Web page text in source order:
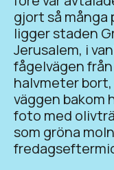
gjort så
ligger staden
Jerusalem, i
fågelvägen
halvmeter bort,
väggen bakom
foto med
som gröna